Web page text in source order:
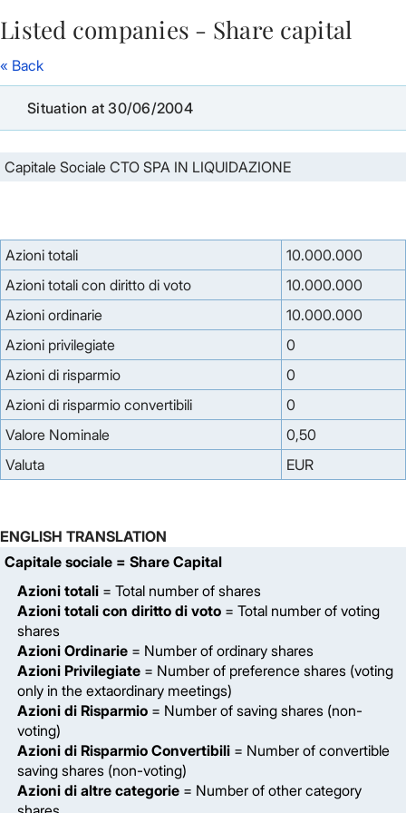
Skip to Main Content
Listed companies - Share capital
« Back
Situation at 30/06/2004
Capitale Sociale CTO SPA IN LIQUIDAZIONE
Azioni totali
10.000.000
Azioni totali con diritto di voto
10.000.000
Azioni ordinarie
10.000.000
Azioni privilegiate
0
Azioni di risparmio
0
Azioni di risparmio convertibili
0
Valore Nominale
0,50
Valuta
EUR
ENGLISH TRANSLATION
Capitale sociale = Share Capital
Azioni totali = Total number of shares
Azioni totali con diritto di voto = Total number of voting
shares
Azioni Ordinarie = Number of ordinary shares
Azioni Privilegiate = Number of preference shares (voting
only in the extaordinary meetings)
Azioni di Risparmio = Number of saving shares (non-
voting)
Azioni di Risparmio Convertibili = Number of convertible
saving shares (non-voting)
Azioni di altre categorie = Number of other category